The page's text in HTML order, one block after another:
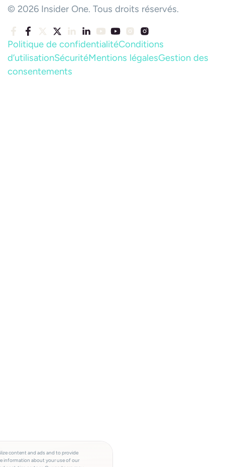
© 2026 Insider One. Tous droits réservés.
Politique de confidentialitéConditions
d’utilisationSécuritéMentions légalesGestion des
consentements
content and ads and to provide
information about your use of our